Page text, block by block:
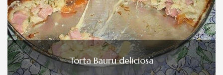
Torta Bauru deliciosa